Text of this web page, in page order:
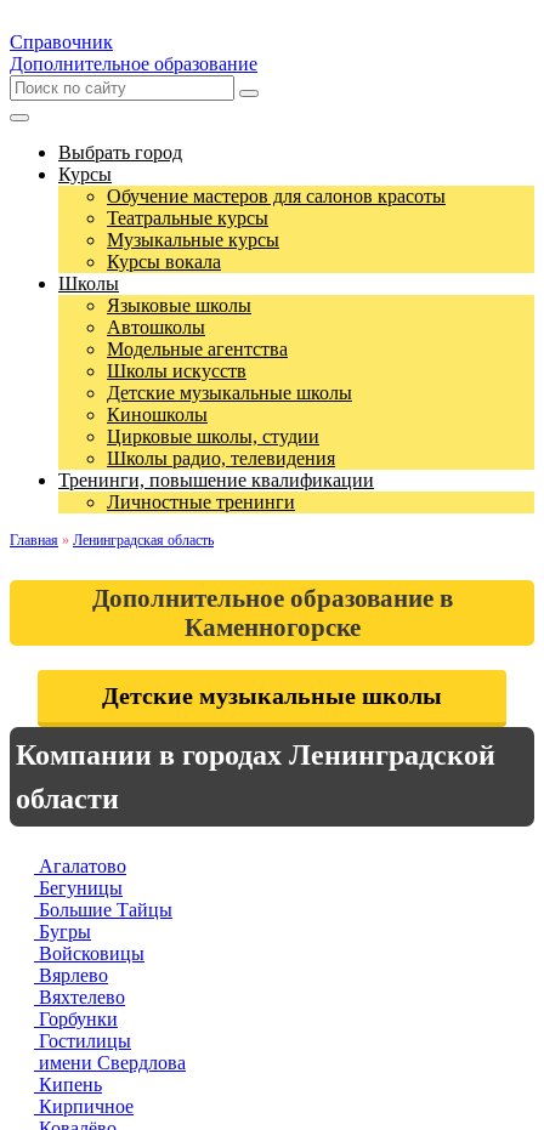
Справочник
Дополнительное образование
Выбрать город
Курсы
Обучение мастеров для салонов красоты
Театральные курсы
Музыкальные курсы
Курсы вокала
Школы
Языковые школы
Автошколы
Модельные агентства
Школы искусств
Детские музыкальные школы
Киношколы
Цирковые школы, студии
Школы радио, телевидения
Тренинги, повышение квалификации
Личностные тренинги
Главная » Ленинградская область
Дополнительное образование в
Каменногорске
Детские музыкальные школы
Компании в городах Ленинградской
области
Агалатово
Бегуницы
Большие Тайцы
Бугры
Войсковицы
Вярлево
Вяхтелево
Горбунки
Гостилицы
имени Свердлова
Кипень
Кирпичное